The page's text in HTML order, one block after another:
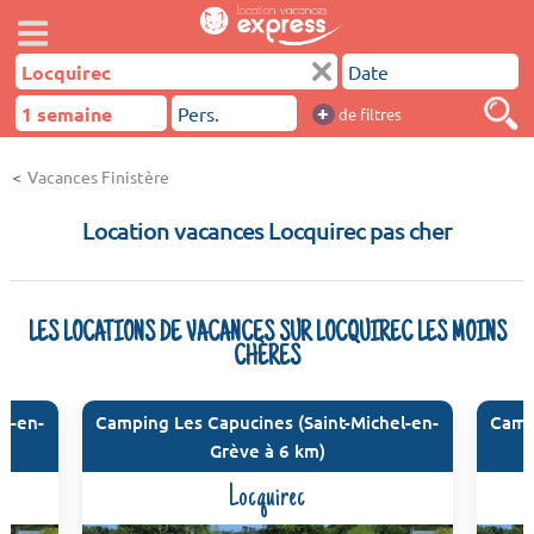
+ de filtres
Vacances Finistère
Location vacances Locquirec pas cher
LES LOCATIONS DE VACANCES SUR LOCQUIREC LES MOINS
CHÈRES
en-
Camping Les Capucines (Saint-Michel-en-
Grève à 6 km)
Locquirec